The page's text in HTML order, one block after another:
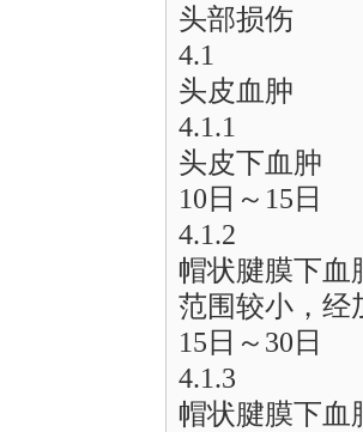
头部损伤
4.1
头皮血肿
4.1.1
头皮下血肿
10日～15日
4.1.2
帽状腱膜下血
范围较小，经
15日～30日
4.1.3
帽状腱膜下血